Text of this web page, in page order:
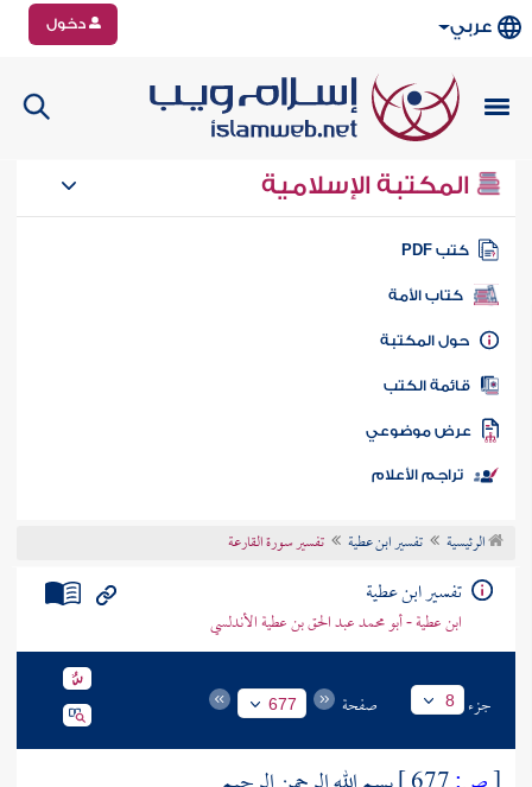
عربي دخول
المكتبة الإسلامية
كتب PDF
كتاب الأمة
المكتبة
الكتب
موضوعي
تراجم الأعلام
الرئيسية تفسير ابن عطية تفسير سورة القارعة
تفسير ابن عطية
ابن عطية - أبو محمد عبد الحق بن عطية الأندلسي
جزء 8 صفحة 677